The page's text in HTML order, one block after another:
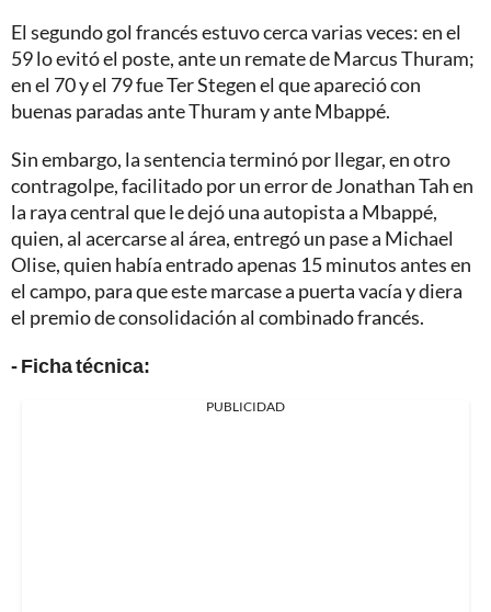
El segundo gol francés estuvo cerca varias veces: en el
59 lo evitó el poste, ante un remate de Marcus Thuram;
en el 70 y el 79 fue Ter Stegen el que apareció con
buenas paradas ante Thuram y ante Mbappé.
Sin embargo, la sentencia terminó por llegar, en otro
contragolpe, facilitado por un error de Jonathan Tah en
la raya central que le dejó una autopista a Mbappé,
quien, al acercarse al área, entregó un pase a Michael
Olise, quien había entrado apenas 15 minutos antes en
el campo, para que este marcase a puerta vacía y diera
el premio de consolidación al combinado francés.
- Ficha técnica:
PUBLICIDAD